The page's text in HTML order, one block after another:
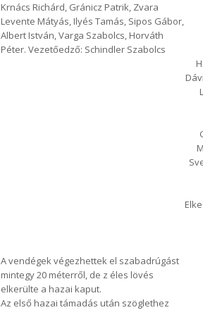
Krnács Richárd, Gránicz Patrik, Zvara
Levente Mátyás, Ilyés Tamás, Sipos Gábor,
Albert István, Varga Szabolcs, Horváth
Péter. Vezetőedző: Schindler Szabolcs
A vendégek végezhettek el szabadrúgást
mintegy 20 méterről, de z éles lövés
elkerülte a hazai kaput.
Az első hazai támadás után szöglethez